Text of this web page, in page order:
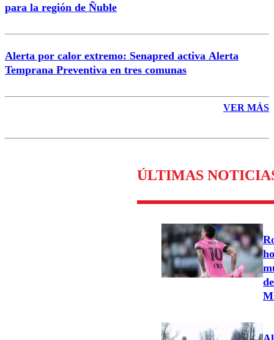
para la región de Ñuble
Alerta por calor extremo: Senapred activa Alerta
Temprana Preventiva en tres comunas
VER MÁS
ÚLTIMAS